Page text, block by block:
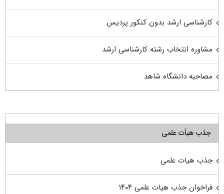
کارشناسی ارشد بدون کنکور پردیس
مشاوره انتخاب رشته کارشناسی ارشد
مصاحبه دانشگاه شاهد
جذب هیأت علمی
جذب هیات علمی
فراخوان جذب هیات علمی ۱۴۰۴